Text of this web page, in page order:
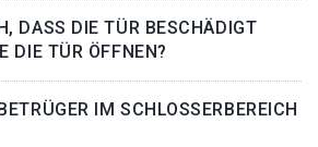
DASS DIE TÜR BESCHÄDIGT
DIE TÜR ÖFFNEN?
IM SCHLOSSERBEREICH